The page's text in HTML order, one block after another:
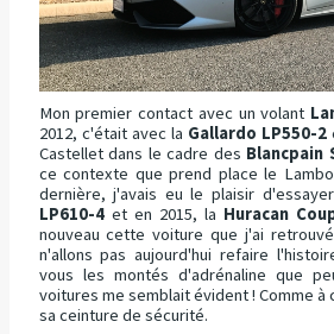
Mon premier contact avec un volant
2012, c'était avec la Gallardo LP550-2
Castellet dans le cadre des Blancpain
ce contexte que prend place le
dernière, j'avais eu le plaisir
LP610-4et en 2015, la Huracan
nouveau cette voiture que j'ai
n'allons pas aujourd'hui refaire
vous les montés d'adrénaline que
voitures me semblait évident ! Comme à
sa ceinture de sécurité.